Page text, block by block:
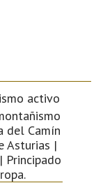
activo
del Camín
Asturias |
Principado